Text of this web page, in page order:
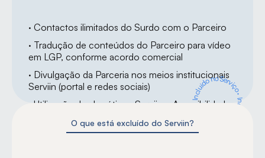
Incluído no Serviço·
Incluído no Serviço ·
· Contactos ilimitados do Surdo com o Parceiro
· Tradução de conteúdos do Parceiro para vídeo
em LGP, conforme acordo comercial
· Divulgação da Parceria nos meios institucionais
Serviin (portal e redes sociais)
· Utilização dos logótipos Serviin e Acessibilidade
O que está excluído do Serviin?